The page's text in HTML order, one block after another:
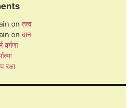
onतत्व
onदान
वर्गणा
रक्षा